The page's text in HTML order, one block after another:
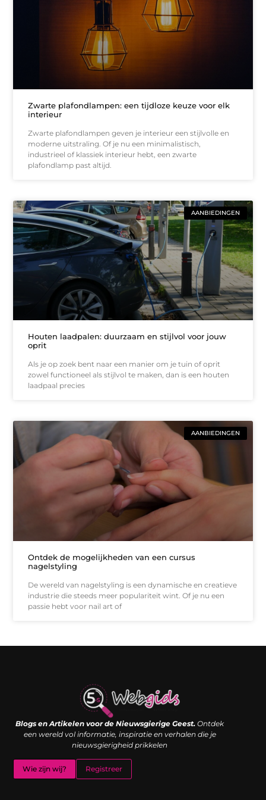
Zwarte plafondlampen: een tijdloze keuze voor elk
interieur
Zwarte plafondlampen geven je interieur een stijlvolle en
moderne uitstraling. Of je nu een minimalistisch,
industrieel of klassiek interieur hebt, een zwarte
plafondlamp past altijd.
AANBIEDINGEN
Houten laadpalen: duurzaam en stijlvol voor jouw
oprit
Als je op zoek bent naar een manier om je tuin of oprit
zowel functioneel als stijlvol te maken, dan is een houten
laadpaal precies
AANBIEDINGEN
Ontdek de mogelijkheden van een cursus
nagelstyling
De wereld van nagelstyling is een dynamische en creatieve
industrie die steeds meer populariteit wint. Of je nu een
passie hebt voor nail art of
Blogs en Artikelen voor de Nieuwsgierige Geest. Ontdek
een wereld vol informatie, inspiratie en verhalen die je
nieuwsgierigheid prikkelen
Wie zijn wij? Registreer